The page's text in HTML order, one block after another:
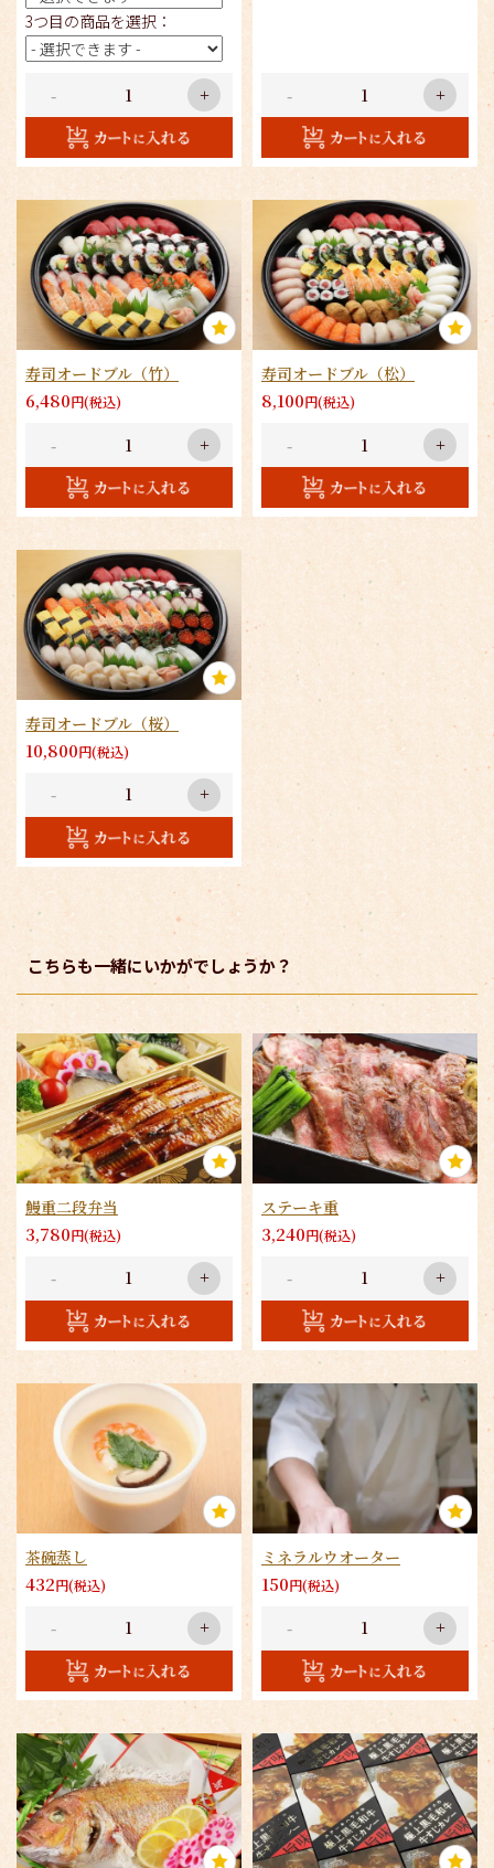
3つ目の商品を選択：
- + - +
寿司オードブル（竹）
6,480円(税込)
- +
寿司オードブル（松）
8,100円(税込)
- +
寿司オードブル（桜）
10,800円(税込)
- +
こちらも一緒にいかがでしょうか？
鰻重二段弁当
3,780円(税込)
- +
ステーキ重
3,240円(税込)
- +
茶碗蒸し
432円(税込)
- +
ミネラルウオーター
150円(税込)
- +